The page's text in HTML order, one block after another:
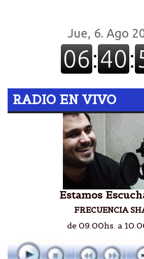
RADIO EN VIVO
Estamos
FRECUENCIA
de 09.00hs. a